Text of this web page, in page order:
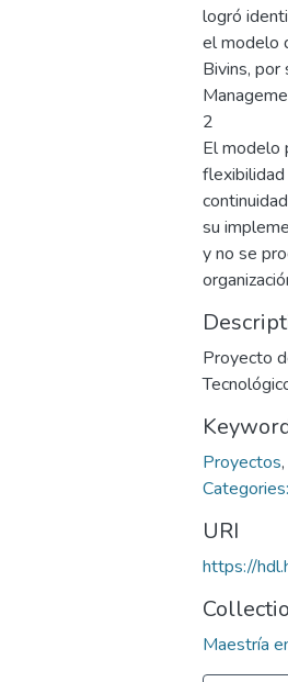
logró
el modelo
Bivins, por
2
El modelo
su
y no se
Proyecto
Proyectos,
URI
https://
Maestría